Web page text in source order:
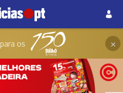
para os ×